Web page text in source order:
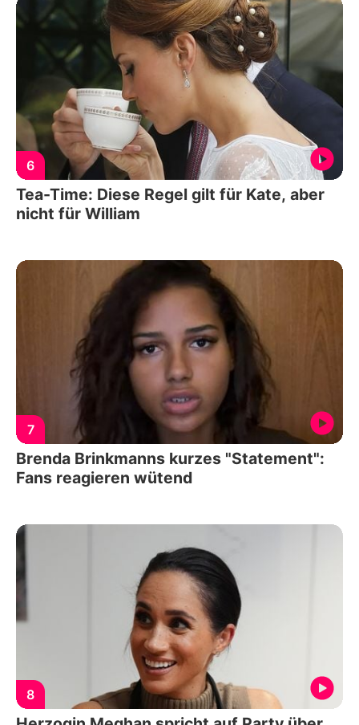
6
Tea-Time: Diese Regel gilt für Kate, aber
nicht für William
7
Brenda Brinkmanns kurzes "Statement":
Fans reagieren wütend
8